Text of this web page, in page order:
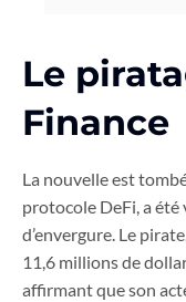
Le
Finance
La nouvelle est
protocole DeFi, a
d’envergure. Le
11,6 millions de
affirmant que son